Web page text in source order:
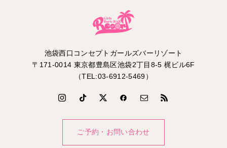
池袋西口コンセプトガールズバーリゾート
〒171-0014 東京都豊島区池袋2丁目8-5 梶ビル6F
（TEL:03-6912-5469）
ご予約・お問い合わせ